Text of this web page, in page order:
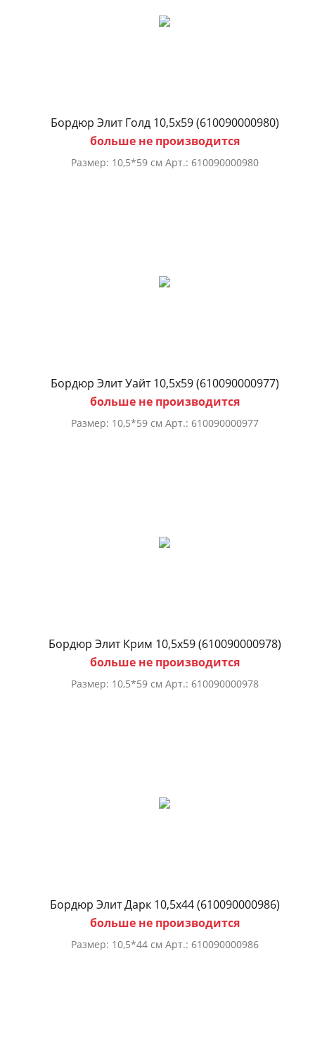
Бордюр Элит Голд 10,5х59 (610090000980)
больше не производится
Размер: 10,5*59 см Арт.: 610090000980
Бордюр Элит Уайт 10,5х59 (610090000977)
больше не производится
Размер: 10,5*59 см Арт.: 610090000977
Бордюр Элит Крим 10,5х59 (610090000978)
больше не производится
Размер: 10,5*59 см Арт.: 610090000978
Бордюр Элит Дарк 10,5х44 (610090000986)
больше не производится
Размер: 10,5*44 см Арт.: 610090000986